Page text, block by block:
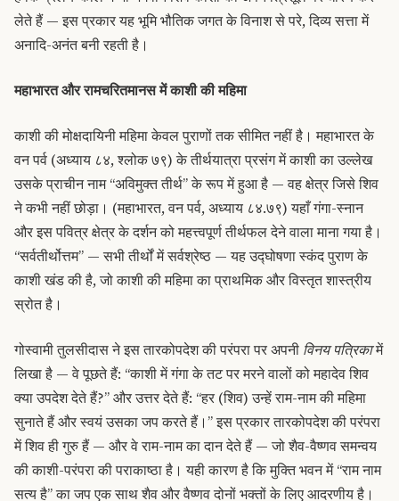
लेते हैं — इस प्रकार यह भूमि भौतिक जगत के विनाश से परे, दिव्य सत्ता में
अनादि-अनंत बनी रहती है।
महाभारत और रामचरितमानस में काशी की महिमा
काशी की मोक्षदायिनी महिमा केवल पुराणों तक सीमित नहीं है। महाभारत के
वन पर्व (अध्याय ८४, श्लोक ७९) के तीर्थयात्रा प्रसंग में काशी का उल्लेख
उसके प्राचीन नाम “अविमुक्त तीर्थ” के रूप में हुआ है — वह क्षेत्र जिसे शिव
ने कभी नहीं छोड़ा। (महाभारत, वन पर्व, अध्याय ८४.७९) यहाँ गंगा-स्नान
और इस पवित्र क्षेत्र के दर्शन को महत्त्वपूर्ण तीर्थफल देने वाला माना गया है।
“सर्वतीर्थोत्तम” — सभी तीर्थों में सर्वश्रेष्ठ — यह उद्घोषणा स्कंद पुराण के
काशी खंड की है, जो काशी की महिमा का प्राथमिक और विस्तृत शास्त्रीय
स्रोत है।
गोस्वामी तुलसीदास ने इस तारकोपदेश की परंपरा पर अपनी विनय पत्रिकामें
लिखा है — वे पूछते हैं: “काशी में गंगा के तट पर मरने वालों को महादेव शिव
क्या उपदेश देते हैं?” और उत्तर देते हैं: “हर (शिव) उन्हें राम-नाम की महिमा
सुनाते हैं और स्वयं उसका जप करते हैं।” इस प्रकार तारकोपदेश की परंपरा
में शिव ही गुरु हैं — और वे राम-नाम का दान देते हैं — जो शैव-वैष्णव समन्वय
की काशी-परंपरा की पराकाष्ठा है। यही कारण है कि मुक्ति भवन में “राम नाम
सत्य है” का जप एक साथ शैव और वैष्णव दोनों भक्तों के लिए आदरणीय है।